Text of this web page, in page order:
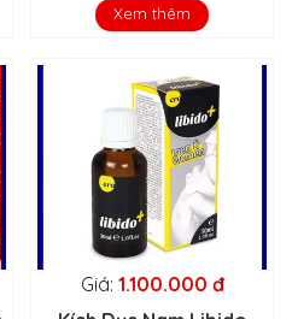
Xem thêm
Giá: 1.100.000 đ